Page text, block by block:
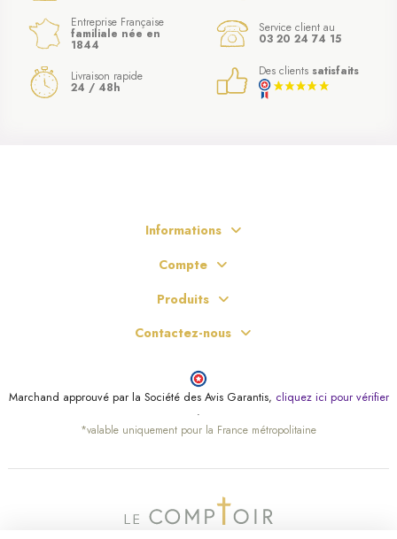
Entreprise Française
familiale née en
1844
Service client au
03 20 24 74 15
Livraison rapide
24 / 48h
Des clients satisfaits
Informations
Compte
Produits
Contactez-nous
Marchand approuvé par la Société des Avis Garantis, cliquez ici pour vérifier
.
*valable uniquement pour la France métropolitaine